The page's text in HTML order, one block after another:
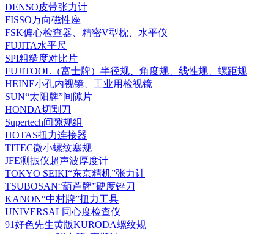
DENSO皮带张力计
FISSO万向磁性座
FSK偏心检查器、精密V型枕、水平仪
FUJITA水平尺
SPI粗糙度对比片
FUJITOOL（富士牌）半径规、角度规、线性规、螺距规
HEINE小孔内视镜、工业用检视镜
SUN“太阳牌”间隙片
HONDA切割刀
Supertech间隙规组
HOTAS扭力连接器
TITEC微小螺纹塞规
JFE测振仪超声波厚度计
TOKYO SEIKI“东京精机”张力计
TSUBOSAN“葫芦牌”硬度锉刀
KANON“中村牌”扭力工具
UNIVERSAL同心度检查仪
91好色先生黄版KURODA螺纹规